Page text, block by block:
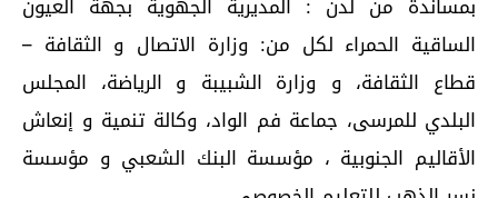
الساقية الحمراء لكل من: وزارة الاتصال و الثقافة –
قطاع الثقافة، و وزارة الشبيبة و الرياضة، المجلس
البلدي للمرسى، جماعة فم الواد، وكالة تنمية و إنعاش
الأقاليم الجنوبية ، مؤسسة البنك الشعبي و مؤسسة